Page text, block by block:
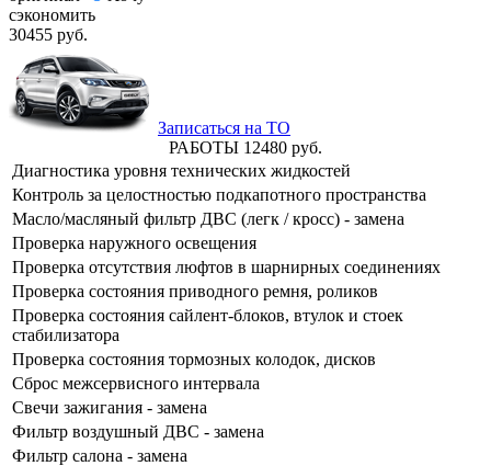
сэкономить
30455 руб.
Записаться на ТО
РАБОТЫ 12480 руб.
Диагностика уровня технических жидкостей
Контроль за целостностью подкапотного пространства
Масло/масляный фильтр ДВС (легк / кросс) - замена
Проверка наружного освещения
Проверка отсутствия люфтов в шарнирных соединениях
Проверка состояния приводного ремня, роликов
Проверка состояния сайлент-блоков, втулок и стоек
стабилизатора
Проверка состояния тормозных колодок, дисков
Сброс межсервисного интервала
Свечи зажигания - замена
Фильтр воздушный ДВС - замена
Фильтр салона - замена